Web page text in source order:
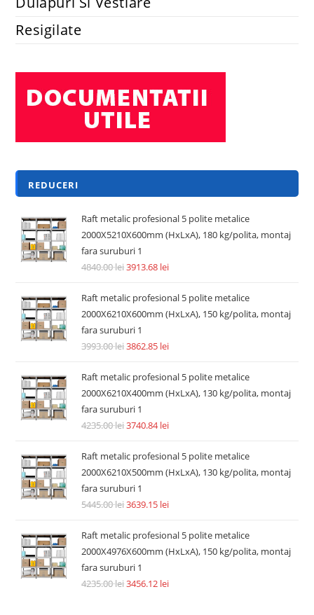
Resigilate
REDUCERI
Raft metalic profesional 5 polite metalice
2000X5210X600mm (HxLxA), 180 kg/polita, montaj
fara suruburi 1
4840.00lei3913.68 lei
Raft metalic profesional 5 polite metalice
2000X6210X600mm (HxLxA), 150 kg/polita, montaj
fara suruburi 1
3993.00lei3862.85 lei
Raft metalic profesional 5 polite metalice
2000X6210X400mm (HxLxA), 130 kg/polita, montaj
fara suruburi 1
4235.00lei3740.84lei
Raft metalic profesional 5 polite metalice
2000X6210X500mm (HxLxA), 130 kg/polita, montaj
fara suruburi 1
5445.00lei3639.15 lei
Raft metalic profesional 5 polite metalice
2000X4976X600mm (HxLxA), 150 kg/polita, montaj
fara suruburi 1
4235.00lei3456.12 lei